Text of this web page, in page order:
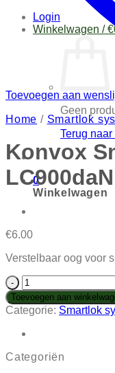
Login
Winkelwagen /€
Geen
Terug naar
0
Winkelwagen
Toevoegen aan
Home / Smartlok
Konvox
LC900daN
€6.00
Verstelbaar oog voor
Konvox
Smartlok
fitting
LC900daN
aantal
Toevoegen aan
Categorie: Smartlok
Categoriën